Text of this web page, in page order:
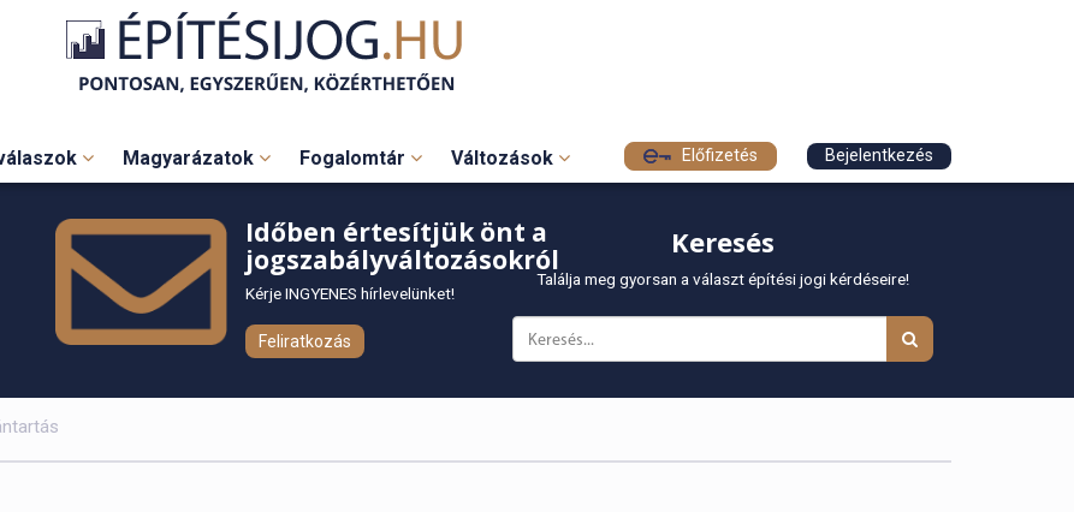
Magyarázatok Fogalomtár Változások Előfizetés Bejelentkezés
Időben értesítjük önt a
jogszabályváltozásokról
Kérje INGYENES hírlevelünket!
Feliratkozás
Keresés
Találja meg gyorsan a választ építési jogi kérdéseire!